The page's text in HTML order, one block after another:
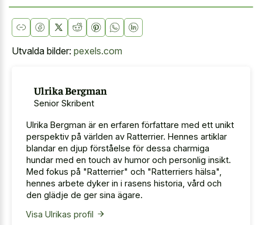
Utvalda bilder: pexels.com
Ulrika Bergman
Senior Skribent
Ulrika Bergman är en erfaren författare med ett unikt
perspektiv på världen av Ratterrier. Hennes artiklar
blandar en djup förståelse för dessa charmiga
hundar med en touch av humor och personlig insikt.
Med fokus på "Ratterrier" och "Ratterriers hälsa",
hennes arbete dyker in i rasens historia, vård och
den glädje de ger sina ägare.
Visa Ulrikas profil